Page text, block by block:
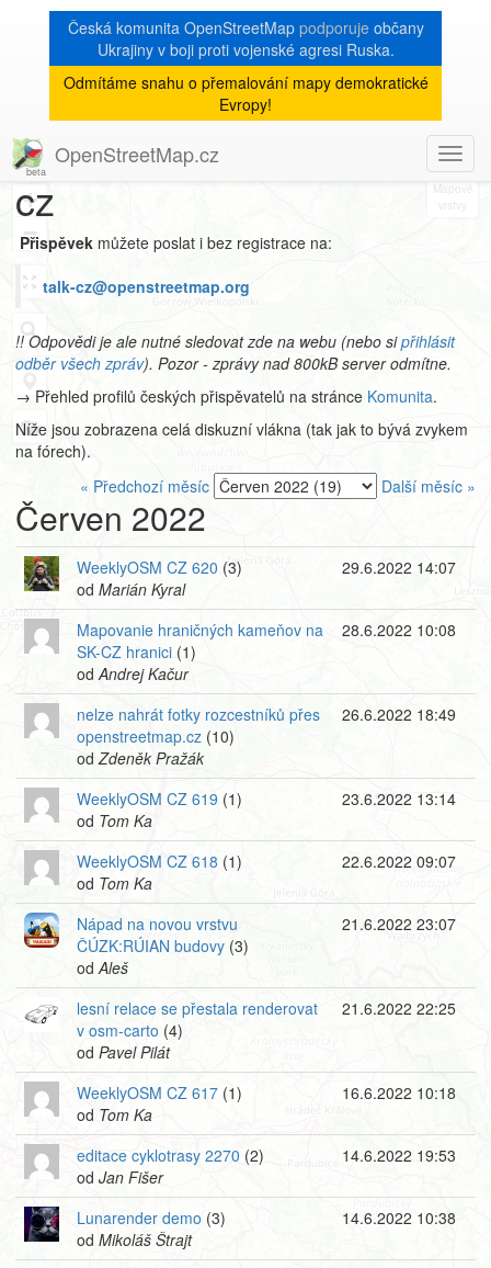
Česká komunita OpenStreetMap podporujeobčany
Ukrajiny v boji proti vojenské agresi Ruska.
Odmítáme snahu o přemalování mapy demokratické
Evropy!
OpenStreetMap.cz
8
+
−
Archiv
mailové konference talk-
cz
Přispěvek můžete poslat i bez registrace na:
talk-cz@openstreetmap.org
!! Odpovědi je ale nutné sledovat zde na webu (nebo sipřihlásit
odběr všech zpráv). Pozor - zprávy nad 800kB server odmítne.
→ Přehled profilů českých přispěvatelů na stránce Komunita.
Níže jsou zobrazena celá diskuzní vlákna (tak jak to bývá zvykem
na fórech).
« Předchozí měsíc
Další měsíc »
Červen 2022
WeeklyOSM CZ 620 (3)
od Marián Kyral
29.6.2022 14:07
Mapovanie hraničných kameňov na
SK-CZ hranici (1)
odAndrej Kačur
28.6.2022 10:08
nelze nahrát fotky rozcestníků přes
openstreetmap.cz (10)
odZdeněk Pražák
26.6.2022 18:49
WeeklyOSM CZ 619 (1)
od Tom Ka
23.6.2022 13:14
WeeklyOSM CZ 618 (1)
od Tom Ka
22.6.2022 09:07
Nápad na novou vrstvu
ČÚZK:RÚIAN budovy (3)
odAleš
21.6.2022 23:07
lesní relace se přestala renderovat
v osm-carto (4)
od Pavel Pilát
21.6.2022 22:25
WeeklyOSM CZ 617 (1)
od Tom Ka
16.6.2022 10:18
editace cyklotrasy 2270 (2)
od Jan Fišer
14.6.2022 19:53
Lunarender demo (3)
od Mikoláš Štrajt
14.6.2022 10:38